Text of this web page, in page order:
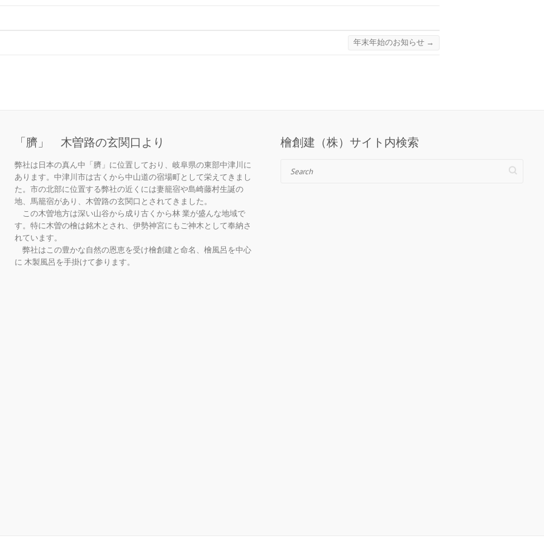
年末年始のお知らせ →
「臍」 木曽路の玄関口より
弊社は日本の真ん中「臍」に位置しており、岐阜県の東部中津川に
あります。中津川市は古くから中山道の宿場町として栄えてきまし
た。市の北部に位置する弊社の近くには妻籠宿や島崎藤村生誕の
地、馬籠宿があり、木曽路の玄関口とされてきました。
この木曽地方は深い山谷から成り古くから林 業が盛んな地域で
す。特に木曽の檜は銘木とされ、伊勢神宮にもご神木として奉納さ
れています。
弊社はこの豊かな自然の恩恵を受け檜創建と命名、檜風呂を中心
に 木製風呂を手掛けて参ります。
檜創建（株）サイト内検索